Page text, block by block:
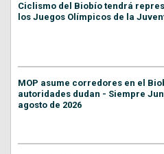
Ciclismo del Biobío tendrá
los Juegos Olímpicos de la
MOP asume corredores en el
autoridades dudan - Siempre
agosto de 2026